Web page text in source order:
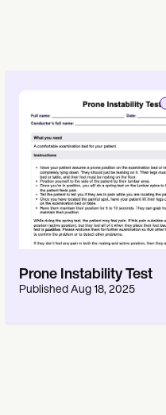
Prone Instability Test
Published Aug 18, 2025